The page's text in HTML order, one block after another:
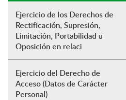
Ejercicio de los Derechos de
Rectificación, Supresión,
Limitación, Portabilidad u
Oposición en relaci
Ejercicio del Derecho de
Acceso (Datos de Carácter
Personal)